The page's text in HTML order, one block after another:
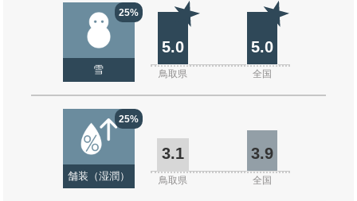
25%
雪
5.0 5.0
鳥取県 全国
25%
舗装（湿潤）
3.1 3.9
鳥取県 全国